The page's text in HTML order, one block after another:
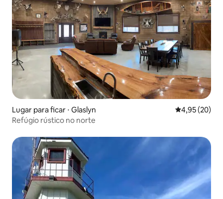
Lugar para ficar ⋅ Glaslyn 4,95 de uma
4,95 (20)
Refúgio rústico no norte